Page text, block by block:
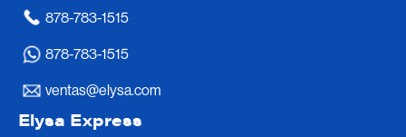
878-783-1515
878-783-1515
ventas@elysa.com
Elysa Express